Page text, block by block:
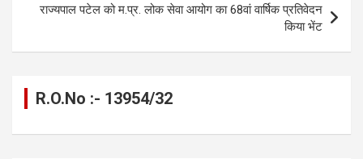
राज्यपाल पटेल को म.प्र. लोक सेवा आयोग का 68वां वार्षिक प्रतिवेदन
किया भेंट
R.O.No :- 13954/32